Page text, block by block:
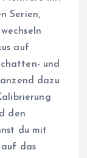
Serien,
auf
und
dazu
den
du mit
das